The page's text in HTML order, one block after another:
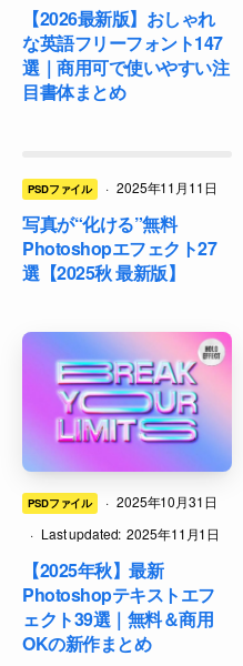
【2026最新版】おしゃれ
な英語フリーフォント147
選｜商用可で使いやすい注
目書体まとめ
PSDファイル · 2025年11月11日
写真が“化ける”無料
Photoshopエフェクト27
選【2025秋 最新版】
PSDファイル · 2025年10月31日
· Last updated: 2025年11月1日
【2025年秋】最新
Photoshopテキストエフ
ェクト39選｜無料＆商用
OKの新作まとめ